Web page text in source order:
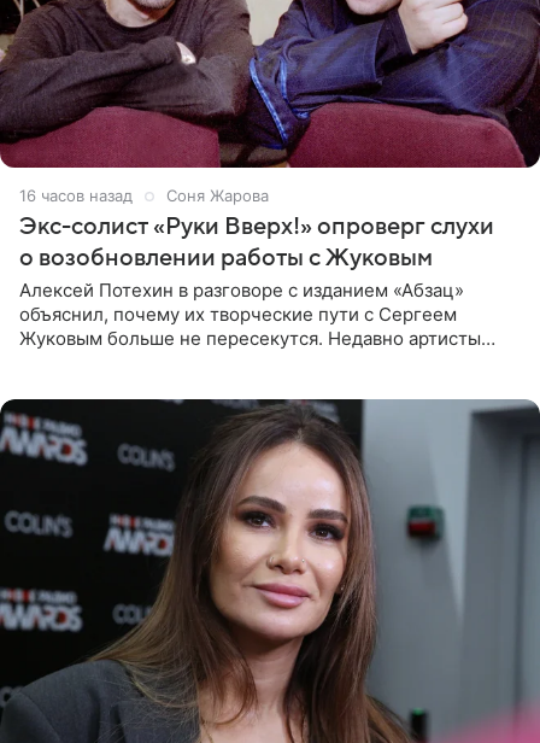
16 часов назад Соня Жарова
Экс-солист «Руки Вверх!» опроверг слухи
о возобновлении работы с Жуковым
Алексей Потехин в разговоре с изданием «Абзац»
объяснил, почему их творческие пути с Сергеем
Жуковым больше не пересекутся. Недавно артисты